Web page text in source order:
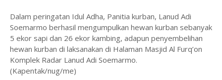
Dalam peringatan Idul Adha, Panitia kurban, Lanud Adi
Soemarmo berhasil mengumpulkan hewan kurban sebanyak
5 ekor sapi dan 26 ekor kambing, adapun penyembelihan
hewan kurban di laksanakan di Halaman Masjid Al Furq’on
Komplek Radar Lanud Adi Soemarmo.
(Kapentak/nug/me)